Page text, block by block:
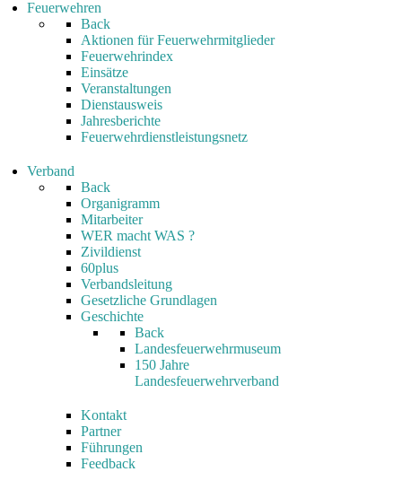
Feuerwehren
Back
Aktionen für Feuerwehrmitglieder
Feuerwehrindex
Einsätze
Veranstaltungen
Dienstausweis
Jahresberichte
Feuerwehrdienstleistungsnetz
Verband
Back
Organigramm
Mitarbeiter
WER macht WAS ?
Zivildienst
60plus
Verbandsleitung
Gesetzliche Grundlagen
Geschichte
Back
Landesfeuerwehrmuseum
150 Jahre
Landesfeuerwehrverband
Kontakt
Partner
Führungen
Feedback